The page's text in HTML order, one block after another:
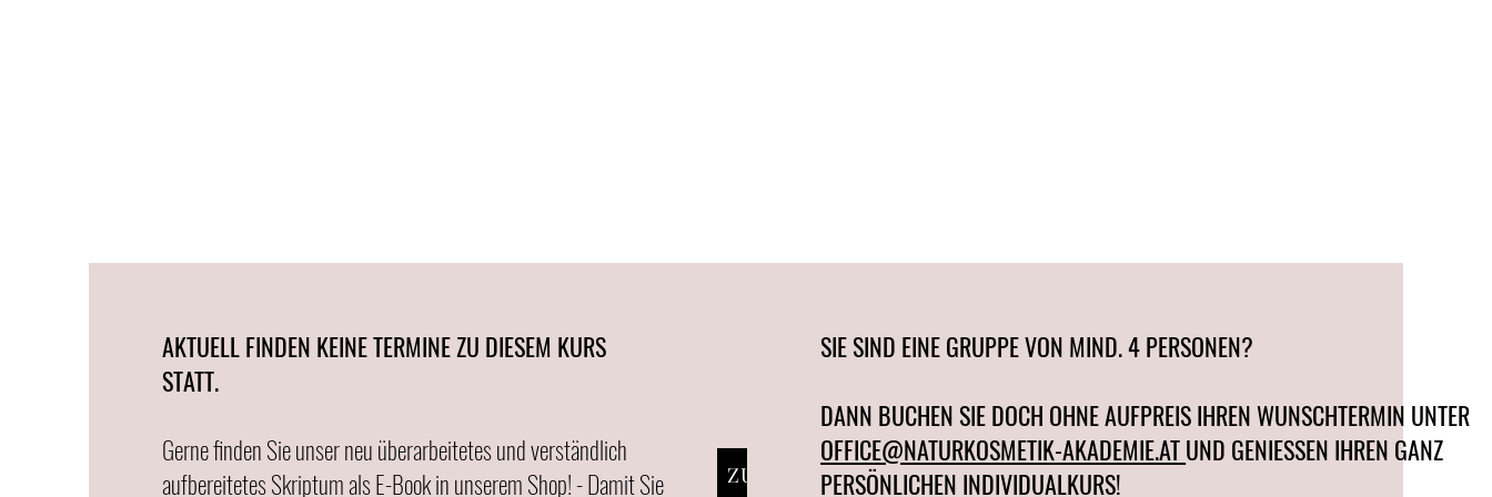
AKTUELL FINDEN KEINE TERMINE ZU DIESEM KURS
STATT.
Gerne finden Sie unser neu überarbeitetes und verständlich
aufbereitetes Skriptum als E-Book in unserem Shop! - Damit Sie
ZUM E-BOOK
SIE SIND EINE GRUPPE VON MIND. 4 PERSONEN?
DANN BUCHEN SIE DOCH OHNE AUFPREIS IHREN WUNSCHTERMIN UNTER
OFFICE@NATURKOSMETIK-AKADEMIE.ATUND GENIESSEN IHREN GANZ
PERSÖNLICHEN INDIVIDUALKURS!